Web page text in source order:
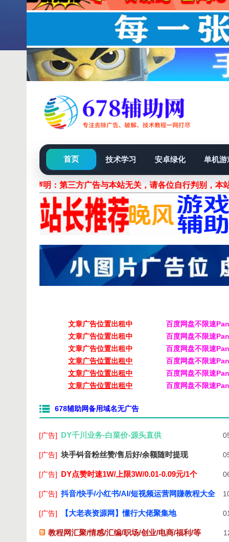
首页 技术学习 安卓绿化 单机游
声明：第三方广告与本站无关，请各位自行判别，
文章广告位置出租中
文章广告位置出租中
文章广告位置出租中
文章广告位置出租中
文章广告位置出租中
文章广告位置出租中
百度网盘不限速
百度网盘不限速
百度网盘不限速
百度网盘不限速
百度网盘不限速
百度网盘不限速
678辅助网备用域名无广告
[广告] DY千川业务-白菜价-源头直供
[广告] 块手钭音粉丝赞/售后好/余额随时提现
[广告] DY点赞时速1W/上限3W/0.01-0.09元/1个
[广告] 抖音/快手/小红书/AI/短视频运营网賺教程大全
[广告] 【大老表资源网】懂行大佬聚集地
教程网汇聚/情感/汇编/职场/创业/电商/福利/等